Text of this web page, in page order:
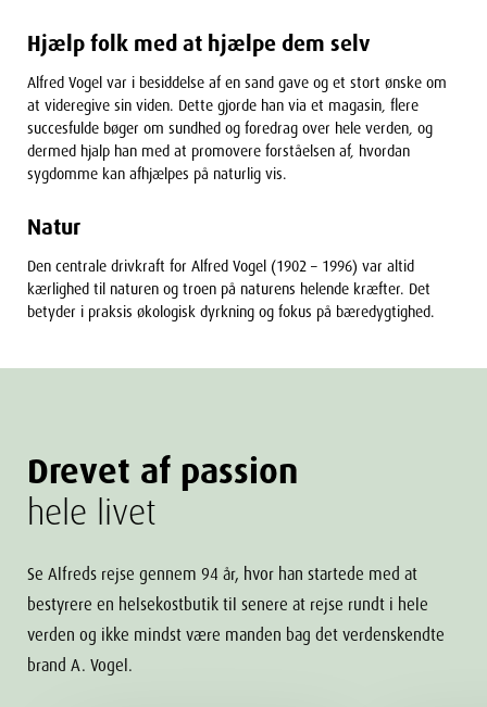
Hjælp folk med at hjælpe dem selv
Alfred Vogel var i besiddelse af en sand gave og et stort ønske om
at videregive sin viden. Dette gjorde han via et magasin, flere
succesfulde bøger om sundhed og foredrag over hele verden, og
dermed hjalp han med at promovere forståelsen af, hvordan
sygdomme kan afhjælpes på naturlig vis.
Natur
Den centrale drivkraft for Alfred Vogel (1902 – 1996) var altid
kærlighed til naturen og troen på naturens helende kræfter. Det
betyder i praksis økologisk dyrkning og fokus på bæredygtighed.
Drevet af passion
hele livet
Se Alfreds rejse gennem 94 år, hvor han startede med at
bestyrere en helsekostbutik til senere at rejse rundt i hele
verden og ikke mindst være manden bag det verdenskendte
brand A. Vogel.